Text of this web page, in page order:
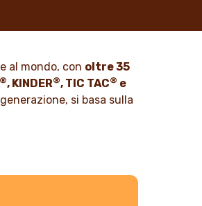
SCOPRI DI PIÙ
al mondo, con oltre 35
®, KINDER®, TIC TAC® e
si basa sulla